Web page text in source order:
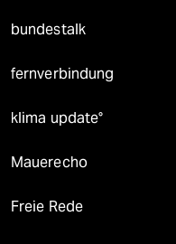
bundestalk
fernverbindung
klima update°
Mauerecho
Freie Rede